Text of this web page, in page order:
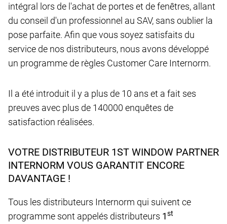
intégral lors de l'achat de portes et de fenêtres, allant
du conseil d'un professionnel au SAV, sans oublier la
pose parfaite. Afin que vous soyez satisfaits du
service de nos distributeurs, nous avons développé
un programme de règles Customer Care Internorm.
Il a été introduit il y a plus de 10 ans et a fait ses
preuves avec plus de 140000 enquêtes de
satisfaction réalisées.
VOTRE DISTRIBUTEUR 1ST WINDOW PARTNER
INTERNORM VOUS GARANTIT ENCORE
DAVANTAGE !
Tous les distributeurs Internorm qui suivent ce
programme sont appelés distributeurs 1st